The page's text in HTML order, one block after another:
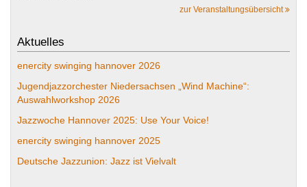
zur Veranstaltungsübersicht
Aktuelles
enercity swinging hannover 2026
Jugendjazzorchester Niedersachsen „Wind Machine“:
Auswahlworkshop 2026
Jazzwoche Hannover 2025: Use Your Voice!
enercity swinging hannover 2025
Deutsche Jazzunion: Jazz ist Vielvalt